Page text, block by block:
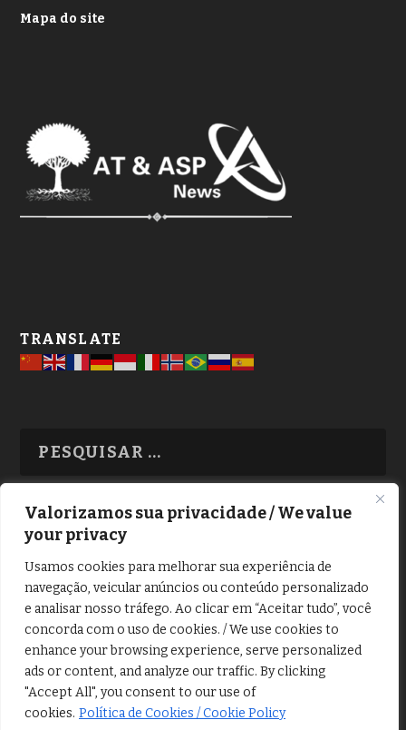
Valorizamos sua privacidade / We value
your privacy
Usamos cookies para melhorar sua experiência de
navegação, veicular anúncios ou conteúdo personalizado
e analisar nosso tráfego. Ao clicar em “Aceitar tudo”, você
concorda com o uso de cookies. / We use cookies to
enhance your browsing experience, serve personalized
ads or content, and analyze our traffic. By clicking
"Accept All", you consent to our use of
cookies. Política de Cookies / Cookie Policy
Mapa do site
TRANSLATE
TODAS OS ASSUNTOS
Copyright © Alô Tatuapé 2013 / 2026
Desenvolvido por ALOSP MKT DIGITAL